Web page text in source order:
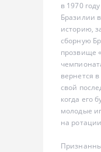
в 1970
Бразилии
историю,
сборную
прозвище
вернется
свой
когда его
молодые
на